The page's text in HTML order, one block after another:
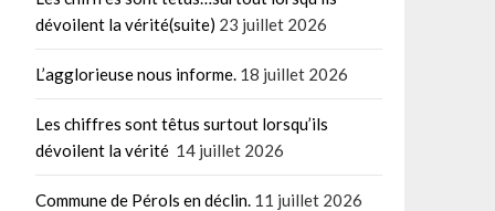
dévoilent la vérité(suite) 23 juillet 2026
L’agglorieuse nous informe. 18 juillet 2026
Les chiffres sont têtus surtout lorsqu’ils
dévoilent la vérité 14 juillet 2026
Commune de Pérols en déclin. 11 juillet 2026